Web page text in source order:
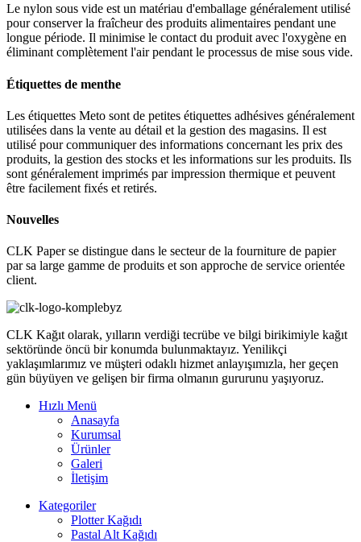
Le nylon sous vide est un matériau d'emballage généralement utilisé
pour conserver la fraîcheur des produits alimentaires pendant une
longue période. Il minimise le contact du produit avec l'oxygène en
éliminant complètement l'air pendant le processus de mise sous vide.
Étiquettes de menthe
Les étiquettes Meto sont de petites étiquettes adhésives généralement
utilisées dans la vente au détail et la gestion des magasins. Il est
utilisé pour communiquer des informations concernant les prix des
produits, la gestion des stocks et les informations sur les produits. Ils
sont généralement imprimés par impression thermique et peuvent
être facilement fixés et retirés.
Nouvelles
CLK Paper se distingue dans le secteur de la fourniture de papier
par sa large gamme de produits et son approche de service orientée
client.
CLK Kağıt olarak, yılların verdiği tecrübe ve bilgi birikimiyle kağıt
sektöründe öncü bir konumda bulunmaktayız. Yenilikçi
yaklaşımlarımız ve müşteri odaklı hizmet anlayışımızla, her geçen
gün büyüyen ve gelişen bir firma olmanın gururunu yaşıyoruz.
Hızlı Menü
Anasayfa
Kurumsal
Ürünler
Galeri
İletişim
Kategoriler
Plotter Kağıdı
Pastal Alt Kağıdı